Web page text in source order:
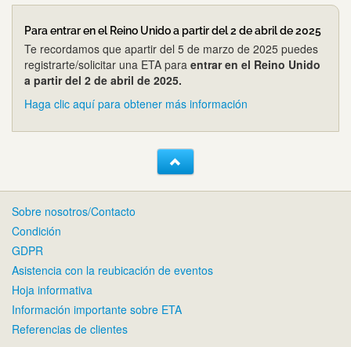
Para entrar en el Reino Unido a partir del 2 de abril de 2025
Te recordamos que apartir del 5 de marzo de 2025 puedes
registrarte/solicitar una ETA para entrar en el Reino Unido
a partir del 2 de abril de 2025.
Haga clic aquí para obtener más información
Sobre nosotros/Contacto
Condición
GDPR
Asistencia con la reubicación de eventos
Hoja informativa
Información importante sobre ETA
Referencias de clientes